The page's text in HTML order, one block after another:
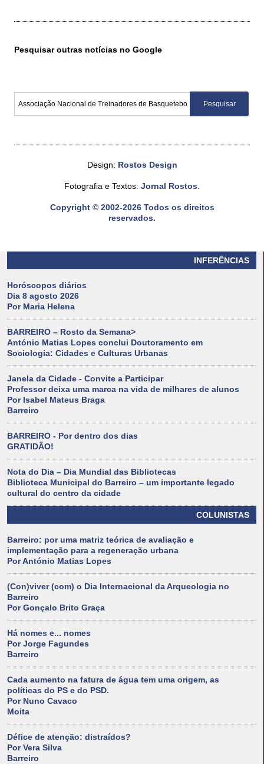
INFERÊNCIAS
Horóscopos diários
Dia 8 agosto 2026
Por Maria Helena
BARREIRO – Rosto da Semana>
António Matias Lopes conclui Doutoramento em
Sociologia: Cidades e Culturas Urbanas
Janela da Cidade - Convite a Participar
Professor deixa uma marca na vida de milhares de alunos
Por Isabel Mateus Braga
Barreiro
BARREIRO - Por dentro dos dias
GRATIDÃO!
Nota do Dia – Dia Mundial das Bibliotecas
Biblioteca Municipal do Barreiro – um importante legado
cultural do centro da cidade
COLUNISTAS
Barreiro: por uma matriz teórica de avaliação e
implementação para a regeneração urbana
Por António Matias Lopes
(Con)viver (com) o Dia Internacional da Arqueologia no
Barreiro
Por Gonçalo Brito Graça
Há nomes e... nomes
Por Jorge Fagundes
Barreiro
Cada aumento na fatura de água tem uma origem, as
políticas do PS e do PSD.
Por Nuno Cavaco
Moita
Défice de atenção: distraídos?
Por Vera Silva
Barreiro
Pesquisar outras notícias no Google
Design: Rostos Design
Fotografia e Textos: Jornal Rostos.
Copyright © 2002-2026 Todos os direitos
reservados.